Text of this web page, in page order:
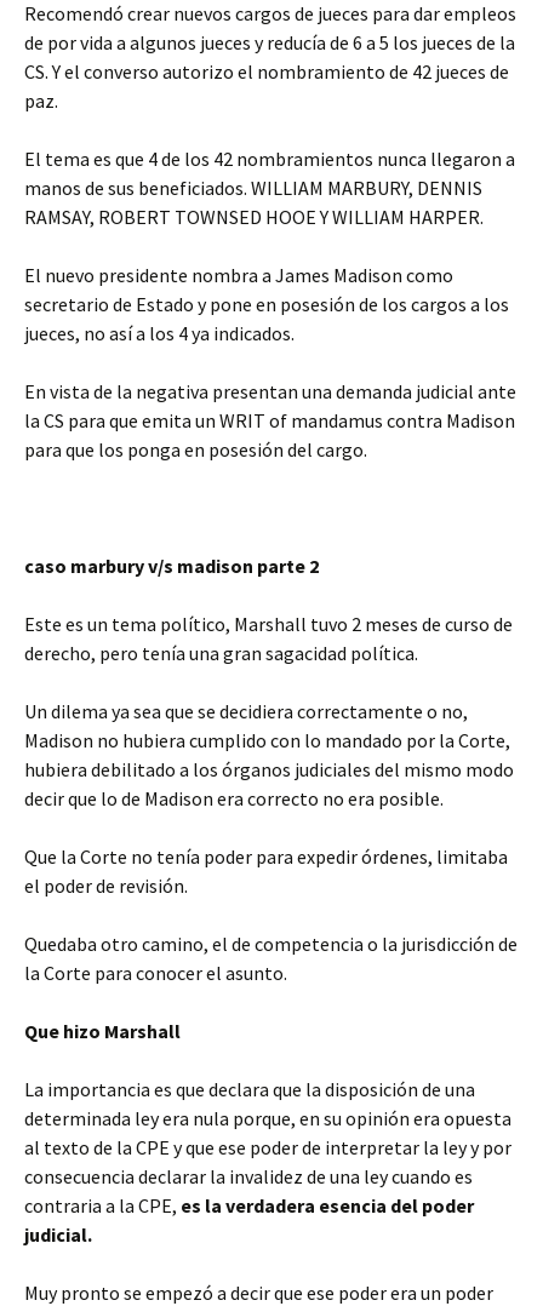
Recomendó crear nuevos cargos de jueces para dar empleos
de por vida a algunos jueces y reducía de 6 a 5 los jueces de la
CS. Y el converso autorizo el nombramiento de 42 jueces de
paz.
El tema es que 4 de los 42 nombramientos nunca llegaron a
manos de sus beneficiados. WILLIAM MARBURY, DENNIS
RAMSAY, ROBERT TOWNSED HOOE Y WILLIAM HARPER.
El nuevo presidente nombra a James Madison como
secretario de Estado y pone en posesión de los cargos a los
jueces, no así a los 4 ya indicados.
En vista de la negativa presentan una demanda judicial ante
la CS para que emita un WRIT of mandamus contra Madison
para que los ponga en posesión del cargo.
caso marbury v/s madison parte 2
Este es un tema político, Marshall tuvo 2 meses de curso de
derecho, pero tenía una gran sagacidad política.
Un dilema ya sea que se decidiera correctamente o no,
Madison no hubiera cumplido con lo mandado por la Corte,
hubiera debilitado a los órganos judiciales del mismo modo
decir que lo de Madison era correcto no era posible.
Que la Corte no tenía poder para expedir órdenes, limitaba
el poder de revisión.
Quedaba otro camino, el de competencia o la jurisdicción de
la Corte para conocer el asunto.
Que hizo Marshall
La importancia es que declara que la disposición de una
determinada ley era nula porque, en su opinión era opuesta
al texto de la CPE y que ese poder de interpretar la ley y por
consecuencia declarar la invalidez de una ley cuando es
contraria a la CPE, es la verdadera esencia del poder
judicial.
Muy pronto se empezó a decir que ese poder era un poder